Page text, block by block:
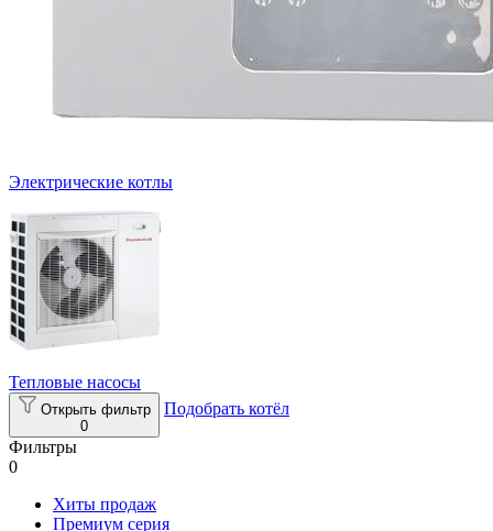
Электрические котлы
Тепловые насосы
Открыть фильтр
0
Подобрать котёл
Фильтры
0
Хиты продаж
Премиум серия